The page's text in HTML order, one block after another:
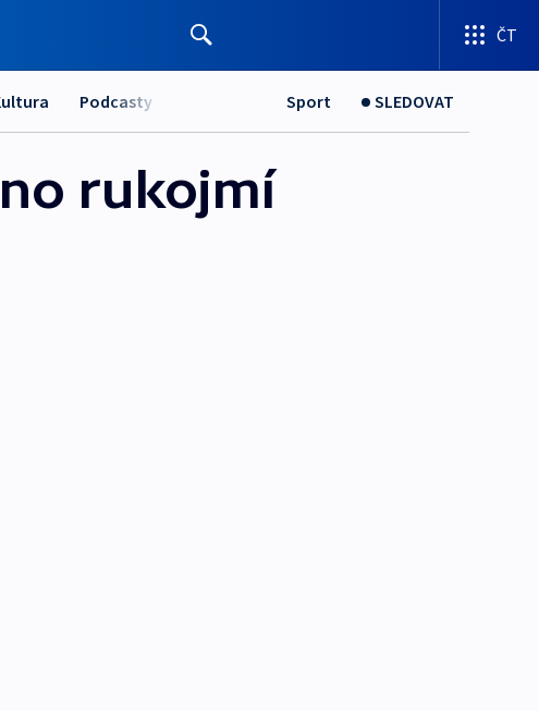
ČT
Podcasty Sport SLEDOVAT
rukojmí